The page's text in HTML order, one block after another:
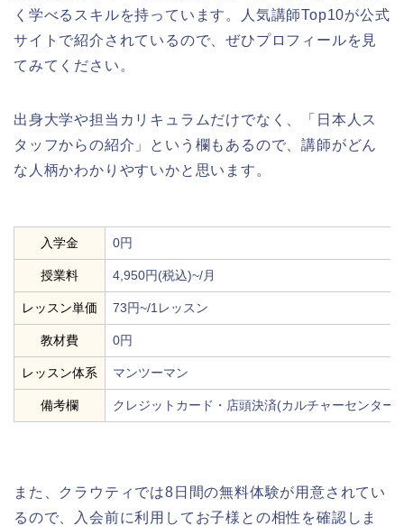
く学べるスキルを持っています。人気講師Top10が公式
サイトで紹介されているので、ぜひプロフィールを見
てみてください。
出身大学や担当カリキュラムだけでなく、「日本人ス
タッフからの紹介」という欄もあるので、講師がどん
な人柄かわかりやすいかと思います。
入学金 0円
授業料 4,950円(税込)~/月
レッスン単価 73円~/1レッスン
教材費 0円
レッスン体系 マンツーマン
備考欄 クレジットカード・店頭決済(カルチャーセンター
また、クラウティでは8日間の無料体験が用意されてい
るので、入会前に利用してお子様との相性を確認しま